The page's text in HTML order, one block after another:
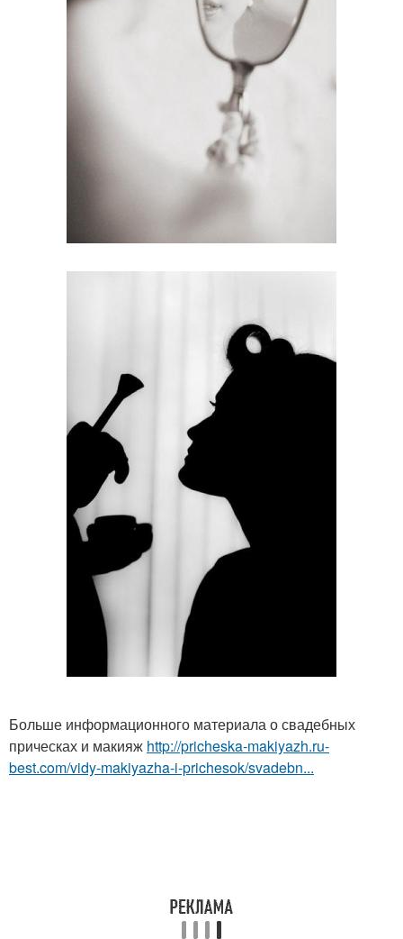
Больше информационного материала о свадебных
прическах и макияж http://pricheska-makiyazh.ru-
best.com/vidy-makiyazha-i-prichesok/svadebn...